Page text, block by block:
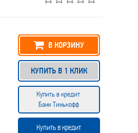
В КОРЗИНУ
КУПИТЬ В 1 КЛИК
Купить в кредит
Банк Тинькофф
Купить в кредит